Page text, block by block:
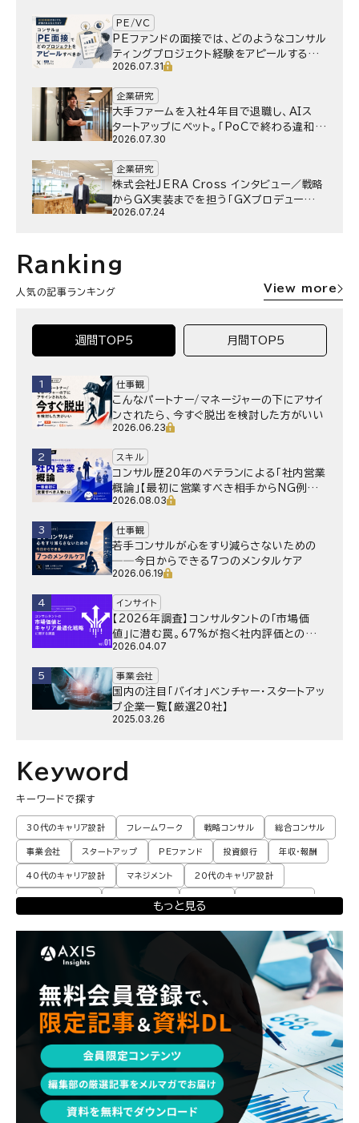
PE/VC
PEファンドの面接では、どのようなコンサル
ティングプロジェクト経験をアピールするべ
きか
2026.07.31
企業研究
大手ファームを入社4年目で退職し、AIス
タートアップにベット。｢PoCで終わる違和
感｣はどうなったのか／Gen-AX株式会社
2026.07.30
企業研究
株式会社JERA Cross インタビュー／戦略
からGX実装までを担う「GXプロデュー
サー」というキャリア
2026.07.24
Ranking
人気の記事ランキング View more
週間TOP5 月間TOP5
1 仕事観
こんなパートナー/マネージャーの下にアサイ
ンされたら、今すぐ脱出を検討した方がいい
2026.06.23
2 スキル
コンサル歴20年のベテランによる「社内営業
概論」【最初に営業すべき相手からNG例ま
で】
2026.08.03
3 仕事観
若手コンサルが心をすり減らさないための
──今日からできる7つのメンタルケア
2026.06.19
4 インサイト
【2026年調査】コンサルタントの「市場価
値」に潜む罠。67%が抱く社内評価との乖
離と、採用側が抱く“本音”の懸念とは
2026.04.07
5 事業会社
国内の注目「バイオ」ベンチャー・スタートアッ
プ企業一覧【厳選20社】
2025.03.26
Keyword
キーワードで探す
30代のキャリア設計 フレームワーク 戦略コンサル 総合コンサル
事業会社 スタートアップ PEファンド 投資銀行 年収・報酬
40代のキャリア設計 マネジメント 20代のキャリア設計
転職体験談・実例 プロモーション 業界動向 コンサル現場論
エンジニア 調査レポート 独立・フリーランス
パートナー
コンサル現場論 経営企画・事業企画 メンタルケア
パラレルキャリア ワークライフバランス 移住・二拠点生活 AI活用
DX・テクノロジー リスキリング・資格 M&A・ファイナンス
もっと見る